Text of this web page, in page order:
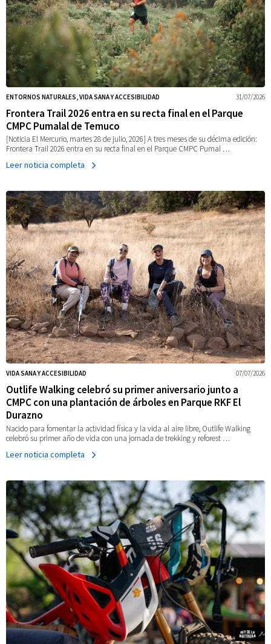
31/07/2026
ENTORNOS NATURALES, VIDA SANA Y ACCESIBILIDAD
Frontera Trail 2026 entra en su recta final en el Parque
CMPC Pumalal de Temuco
[Noticia El Mercurio, martes 28 de julio, 2026] A tres meses de su décima edición:
Frontera Trail 2026 entra en su recta final en el Parque CMPC Pumal …
Leer noticia completa
07/07/2026
VIDA SANA Y ACCESIBILIDAD
Outlife Walking celebró su primer aniversario junto a
CMPC con una plantación de árboles en Parque RKF El
Durazno
Nacido para fomentar la actividad física y la vida al aire libre, Outlife Walking
celebró su primer año de vida con una jornada de trekking y reforest …
Leer noticia completa